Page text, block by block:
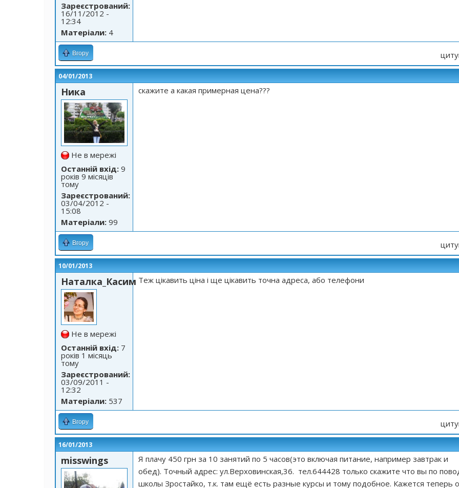
Зареєстрований:
16/11/2012 -
12:34
Матеріали: 4
Вгору
04/01/2013
Ника
Не в мережі
Останній вхід: 9
років 9 місяців
тому
Зареєстрований:
03/04/2012 -
15:08
Матеріали: 99
скажите а какая примерная цена???
Вгору
10/01/2013
Наталка_Касим
Не в мережі
Останній вхід: 7
років 1 місяць
тому
Зареєстрований:
03/09/2011 -
12:32
Матеріали: 537
Теж цікавить ціна і ще цікавить точна адреса, або телефони
Вгору
16/01/2013
misswings
Я плачу 450 грн за 10 занятий по 5 часов(это включая питание, например завтрак и
обед). Точный адрес: ул.Верховинская,36. тел.644428 только скажите что вы по
школы Зростайко, т.к. там ещё есть разные курсы и тому подобное. Кажется теперь